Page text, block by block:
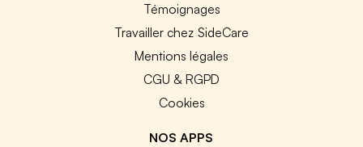
Témoignages
Travailler chez SideCare
Mentions légales
CGU & RGPD
Cookies
NOS APPS